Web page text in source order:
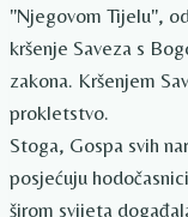
"Njegovom Tijelu",
kršenje Saveza s
zakona. Kršenjem
prokletstvo.
Stoga, Gospa svih
posjećuju
širom svijeta